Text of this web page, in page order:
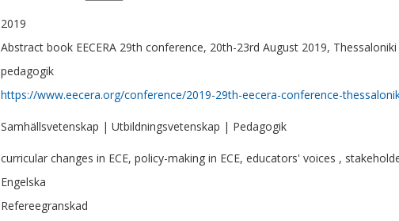
2019
Abstract book EECERA 29th conference, 20th-23rd August 2019, Thessaloniki
pedagogik
https://www.eecera.org/conference/2019-29th-eecera-conference-
Samhällsvetenskap | Utbildningsvetenskap | Pedagogik
curricular changes in ECE, policy-making in ECE, educators' voices ,
Engelska
Refereegranskad